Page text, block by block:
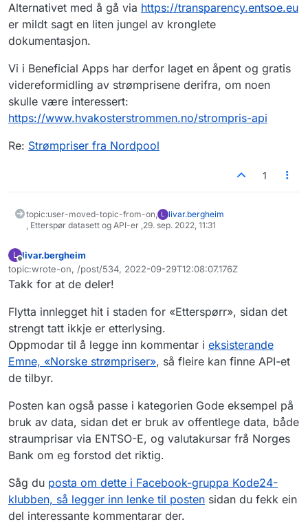
Alternativet med å gå via https://transparency.entsoe.eu
er mildt sagt en liten jungel av kronglete
dokumentasjon.
Vi i Beneficial Apps har derfor laget en åpent og gratis
videreformidling av strømprisene derifra, om noen
skulle være interessert:
https://www.hvakosterstrommen.no/strompris-api
Re: Strømpriser fra Nordpool
1
topic:user-moved-topic-from-on, L livar.bergheim
, Etterspør datasett og API-er ,29. sep. 2022, 11:31
L
Frakoblet
livar.bergheim
topic:wrote-on, /post/534, 2022-09-29T12:08:07.176Z
Sist endret av
Takk for at de deler!
Flytta innlegget hit i staden for «Etterspørr», sidan det
strengt tatt ikkje er etterlysing.
Oppmodar til å legge inn kommentar i eksisterande
Emne, «Norske strømpriser», så fleire kan finne API-et
de tilbyr.
Posten kan også passe i kategorien Gode eksempel på
bruk av data, sidan det er bruk av offentlege data, både
straumprisar via ENTSO-E, og valutakursar frå Norges
Bank om eg forstod det riktig.
Såg du posta om dette i Facebook-gruppa Kode24-
klubben, så legger inn lenke til posten sidan du fekk ein
del interessante kommentarar der.